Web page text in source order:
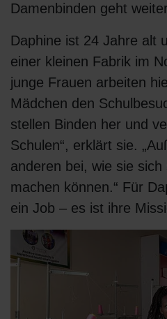
Damenbinden geht
Daphine ist 24 Jahre alt
einer kleinen Fabrik im
junge Frauen arbeiten
Mädchen den
stellen Binden her und
Schulen“, erklärt sie.
anderen bei, wie sie sich
machen können.“ Für
ein Job – es ist ihre